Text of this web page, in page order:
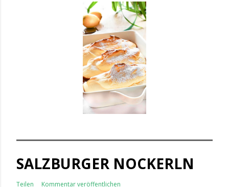
SALZBURGER NOCKERLN
Teilen Kommentar veröffentlichen